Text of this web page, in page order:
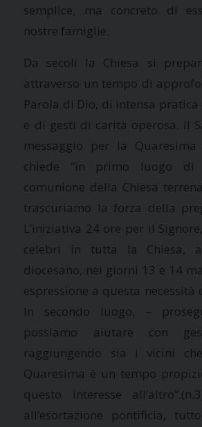
semplice, ma concreto di
nostre famiglie.
Da secoli la Chiesa si
attraverso un tempo di
Parola di Dio, di intensa
e di gesti di carità operosa. Il
messaggio per la Quaresima
chiede “in primo luogo di
comunione della Chiesa
trascuriamo la forza della
L’iniziativa 24 ore per il
celebri in tutta la Chiesa,
diocesano, nei giorni 13 e 14
espressione a questa necessità
In secondo luogo, –
possiamo aiutare con
raggiungendo sia i vicini
Quaresima è un tempo
questo interesse
all’esortazione pontificia,